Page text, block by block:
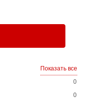
Показать все
0
0